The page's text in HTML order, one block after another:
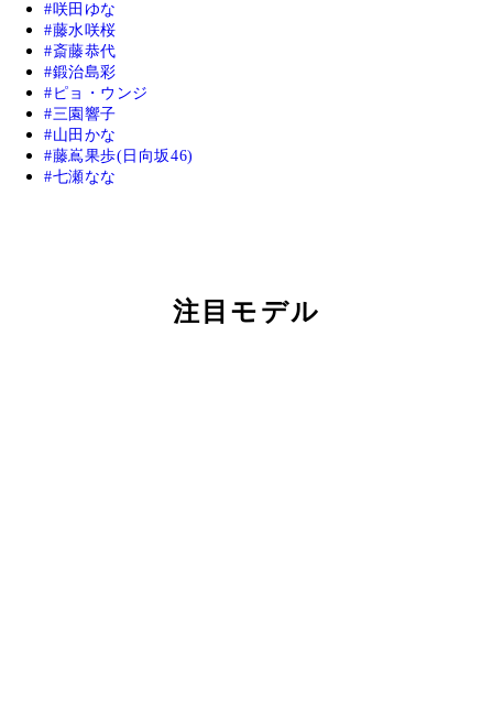
咲田ゆな
藤水咲桜
斎藤恭代
鍛治島彩
ピョ・ウンジ
三園響子
山田かな
藤嶌果歩(日向坂46)
七瀬なな
注目モデル